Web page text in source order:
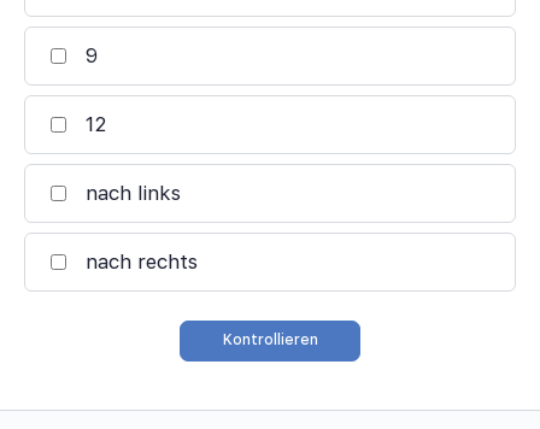
9
12
nach links
nach rechts